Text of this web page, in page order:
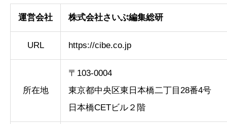
運営会社 株式会社さいぶ編集総研
URL https://cibe.co.jp
所在地
〒103-0004
東京都中央区東日本橋二丁目28番4号
日本橋CETビル２階